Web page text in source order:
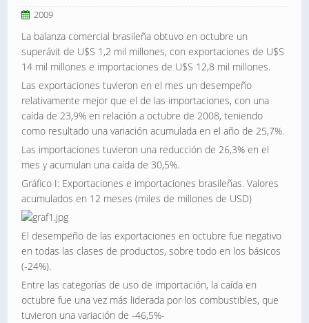
2009
La balanza comercial brasileña obtuvo en octubre un
superávit de U$S 1,2 mil millones, con exportaciones de U$S
14 mil millones e importaciones de U$S 12,8 mil millones.
Las exportaciones tuvieron en el mes un desempeño
relativamente mejor que el de las importaciones, con una
caída de 23,9% en relación a octubre de 2008, teniendo
como resultado una variación acumulada en el año de 25,7%.
Las importaciones tuvieron una reducción de 26,3% en el
mes y acumulan una caída de 30,5%.
Gráfico I: Exportaciones e importaciones brasileñas. Valores
acumulados en 12 meses (miles de millones de USD)
El desempeño de las exportaciones en octubre fue negativo
en todas las clases de productos, sobre todo en los básicos
(-24%).
Entre las categorías de uso de importación, la caída en
octubre fue una vez más liderada por los combustibles, que
tuvieron una variación de -46,5%-